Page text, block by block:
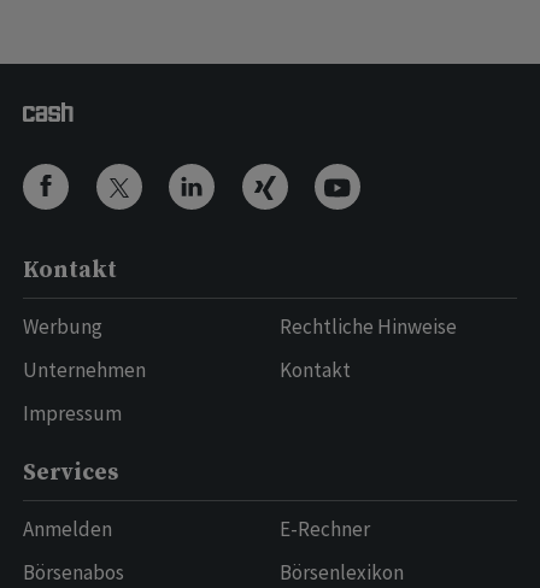
Kontakt
Werbung
Unternehmen
Impressum
Rechtliche Hinweise
Kontakt
Services
Anmelden
Börsenabos
E-Rechner
Börsenlexikon